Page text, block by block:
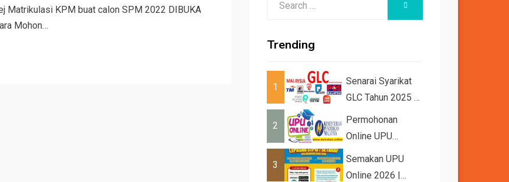
Matrikulasi KPM buat calon SPM 2022 DIBUKA
Mohon…
SEARCH
Trending
1
Senarai Syarikat
GLC Tahun 2025 /
2026
2
Permohonan
Online UPU
2026/2027
3
Semakan UPU
Online 2026 |